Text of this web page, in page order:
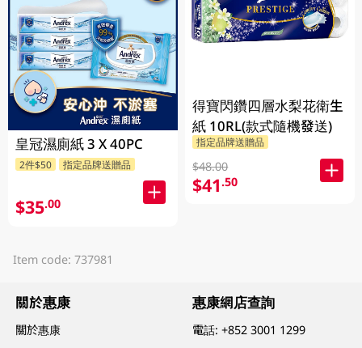
皇冠濕廁紙 3 X 40PC
2件$50 指定品牌送贈品
$35.00
得寶閃鑽四層水梨花衛生
紙 10RL(款式隨機發送)
指定品牌送贈品
$48.00
$41.50
Item code: 737981
關於惠康
關於惠康
惠康網店查詢
電話:+852 3001 1299